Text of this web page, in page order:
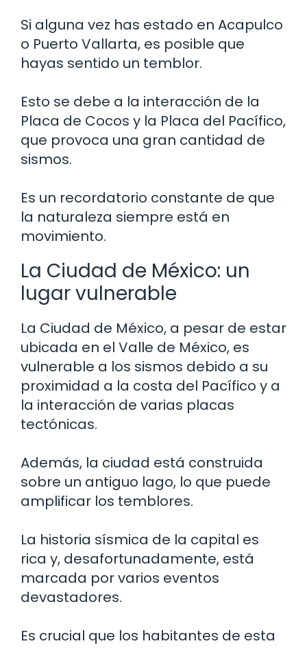
Si alguna vez has estado en Acapulco
o Puerto Vallarta, es posible que
hayas sentido un temblor.
Esto se debe a la interacción de la
Placa de Cocos y la Placa del Pacífico,
que provoca una gran cantidad de
sismos.
Es un recordatorio constante de que
la naturaleza siempre está en
movimiento.
La Ciudad de México: un
lugar vulnerable
La Ciudad de México, a pesar de estar
ubicada en el Valle de México, es
vulnerable a los sismos debido a su
proximidad a la costa del Pacífico y a
la interacción de varias placas
tectónicas.
Además, la ciudad está construida
sobre un antiguo lago, lo que puede
amplificar los temblores.
La historia sísmica de la capital es
rica y, desafortunadamente, está
marcada por varios eventos
devastadores.
Es crucial que los habitantes de esta